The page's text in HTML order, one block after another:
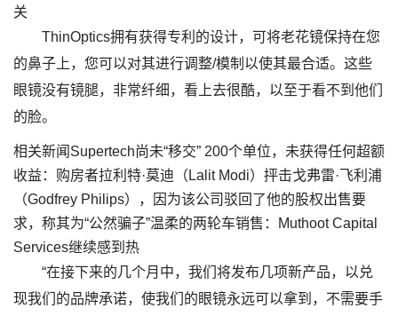
关
ThinOptics拥有获得专利的设计，可将老花镜保持在您
的鼻子上，您可以对其进行调整/模制以使其最合适。这些
眼镜没有镜腿，非常纤细，看上去很酷，以至于看不到他们
的脸。
相关新闻Supertech尚未“移交” 200个单位，未获得任何超额
收益：购房者拉利特·莫迪（Lalit Modi）抨击戈弗雷·飞利浦
（Godfrey Philips），因为该公司驳回了他的股权出售要
求，称其为“公然骗子”温柔的两轮车销售：Muthoot Capital
Services继续感到热
“在接下来的几个月中，我们将发布几项新产品，以兑
现我们的品牌承诺，使我们的眼镜永远可以拿到，不需要手